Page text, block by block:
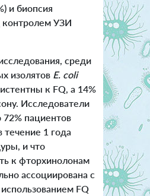
и биопсия
контролем УЗИ
среди
изолятов E. coli
к FQ, а 14%
Исследователи
72% пациентов
течение 1 года
и что
к фторхинолонам
ассоциирована с
FQ